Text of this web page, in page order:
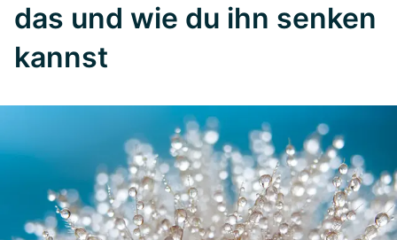
das und wie du ihn senken
kannst